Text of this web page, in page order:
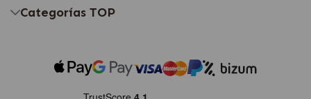
Categorías TOP